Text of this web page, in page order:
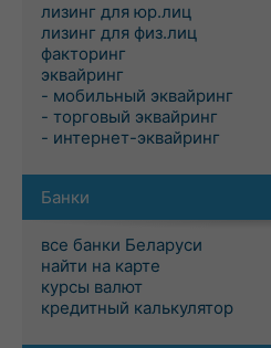
лизинг для юр.лиц
лизинг для физ.лиц
факторинг
эквайринг
- мобильный эквайринг
- торговый эквайринг
- интернет-эквайринг
Банки
все банки Беларуси
найти на карте
курсы валют
кредитный калькулятор